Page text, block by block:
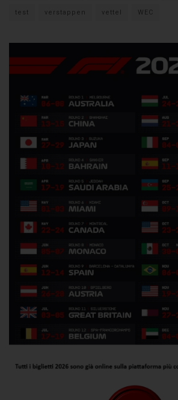
test verstappen vettel WEC